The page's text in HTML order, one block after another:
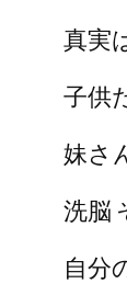
真実
子供
妹さ
洗脳
自分